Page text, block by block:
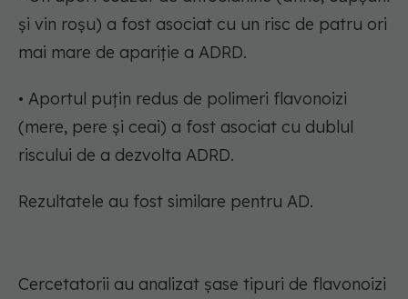
și vin roșu) a fost asociat cu un risc de patru ori
mai mare de apariție a ADRD.
• Aportul puțin redus de polimeri flavonoizi
(mere, pere și ceai) a fost asociat cu dublul
riscului de a dezvolta ADRD.
Rezultatele au fost similare pentru AD.
Cercetatorii au analizat șase tipuri de flavonoizi